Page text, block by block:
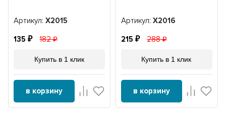
Артикул:X2015
135 182
Купить в 1 клик
в корзину
Артикул: X2016
215 288
Купить в 1 клик
в корзину